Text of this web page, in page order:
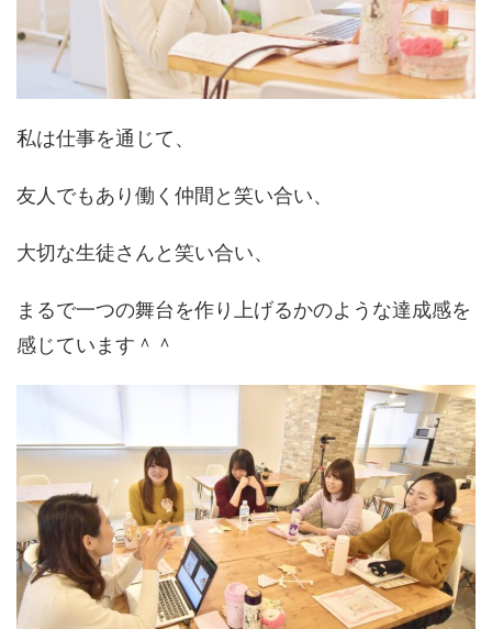
私は仕事を通じて、
友人でもあり働く仲間と笑い合い、
大切な生徒さんと笑い合い、
まるで一つの舞台を作り上げるかのような達成感を
感じています＾＾